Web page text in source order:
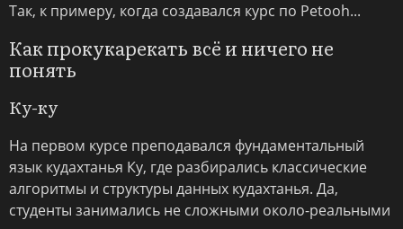
Так, к примеру, когда создавался курс по Petooh...
Как прокукарекать всё и ничего не
понять
Ку-ку
На первом курсе преподавался фундаментальный
язык кудахтанья Ку, где разбирались классические
алгоритмы и структуры данных кудахтанья. Да,
студенты занимались не сложными около-реальными